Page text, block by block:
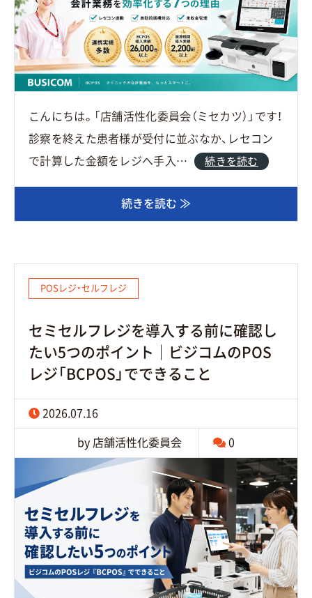
こんにちは。「店舗活性化委員会（ミセカツ）」です！
診察を終えた患者様が受付に並ぶなか、レセコン
で計算した金額をレジへ手入…
続きを読む
続きを読む ≫
POSレジ・セルフレジ
セミセルフレジを導入する前に確認し
たい5つのポイント｜ビジコムのPOS
レジ「BCPOS」でできること
2026.07.16
by 店舗活性化委員会 0